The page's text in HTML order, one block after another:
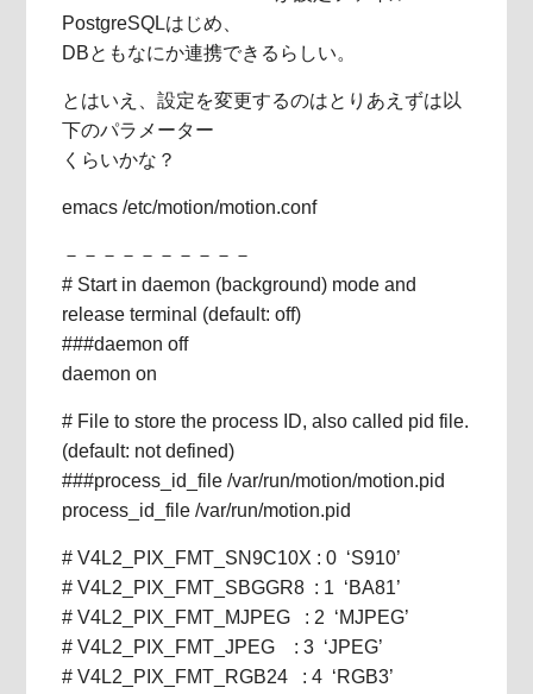
PostgreSQLはじめ、
DBともなにか連携できるらしい。
とはいえ、設定を変更するのはとりあえずは以
下のパラメーター
くらいかな？
emacs /etc/motion/motion.conf
－－－－－－－－－－
# Start in daemon (background) mode and
release terminal (default: off)
###daemon off
daemon on
# File to store the process ID, also called pid file.
(default: not defined)
###process_id_file /var/run/motion/motion.pid
process_id_file /var/run/motion.pid
# V4L2_PIX_FMT_SN9C10X : 0 ‘S910’
# V4L2_PIX_FMT_SBGGR8 : 1 ‘BA81’
# V4L2_PIX_FMT_MJPEG : 2 ‘MJPEG’
# V4L2_PIX_FMT_JPEG : 3 ‘JPEG’
# V4L2_PIX_FMT_RGB24 : 4 ‘RGB3’